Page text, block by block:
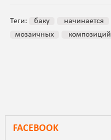
Теги: баку начинается
мозаичных
композиций
FACEBOOK